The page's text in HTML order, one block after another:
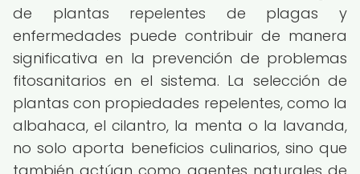
de plantas repelentes de plagas y
enfermedades puede contribuir de manera
significativa en la prevención de problemas
fitosanitarios en el sistema. La selección de
plantas con propiedades repelentes, como la
albahaca, el cilantro, la menta o la lavanda,
no solo aporta beneficios culinarios, sino que